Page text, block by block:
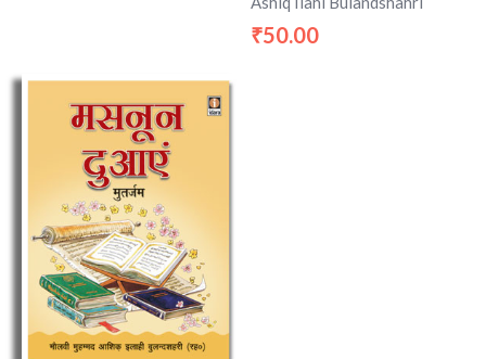
₹50.00